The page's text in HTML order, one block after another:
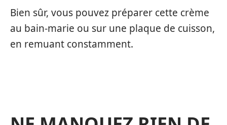
Bien sûr, vous pouvez préparer cette crème
au bain-marie ou sur une plaque de cuisson,
en remuant constamment.